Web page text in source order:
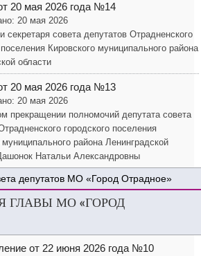
20 мая 2026 года №14
20 мая 2026
секретаря совета депутатов Отрадненского
поселения Кировского муниципального района
области
20 мая 2026 года №13
20 мая 2026
прекращении полномочий депутата совета
городского поселения
муниципального района Ленинградской
Натальи Александровны
депутатов МО «Город Отрадное»
ГЛАВЫ МО «ГОРОД
от 22 июня 2026 года №10